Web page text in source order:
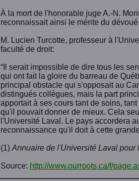
À la mort de l'honorable juge A.-N.
reconnaissait ainsi le mérite du dévoué
M. Lucien Turcotte, professeur à
faculté de droit:
“Il serait impossible de dire tous les
qui ont fait la gloire du barreau de
principal obstacle qui s'opposait au
distingués collègues, mais la part
apportait à ses cours tant de soins,
qu'il pouvait donner de mieux. Cela
l'Université Laval. Le pays accordera
reconnaissance qu'il doit à cette
(1) Annuaire de l'Université Laval pour
Source: http://www.ourroots.ca/f/